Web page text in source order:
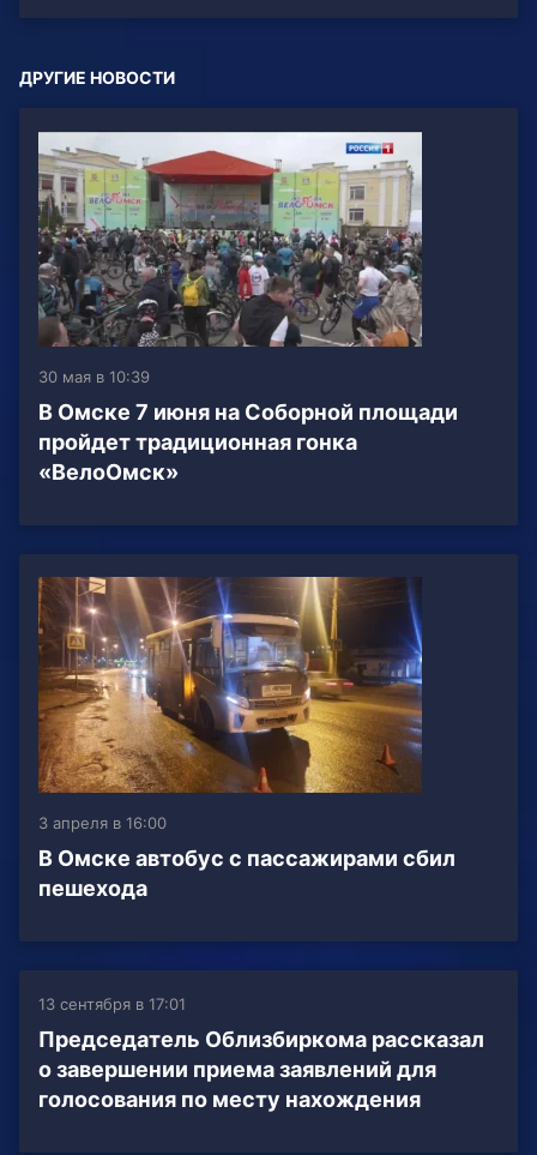
ДРУГИЕ НОВОСТИ
30 мая в 10:39
В Омске 7 июня на Соборной площади
пройдет традиционная гонка
«ВелоОмск»
3 апреля в 16:00
В Омске автобус с пассажирами сбил
пешехода
13 сентября в 17:01
Председатель Облизбиркома рассказал
о завершении приема заявлений для
голосования по месту нахождения